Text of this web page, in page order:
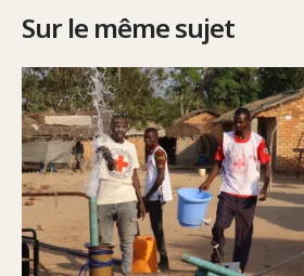
Sur le même sujet